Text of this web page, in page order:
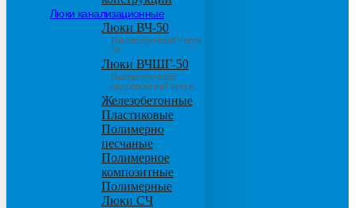
Люки канализационные
Люки ВЧ-50
Высокопрочный чугун
50
Люки ВЧШГ-50
Высокопрочный
сверхтяжелый чугун
Железобетонные
Пластиковые
Полимерно
песчаные
Полимерное
композитные
Полимерные
Люки СЧ